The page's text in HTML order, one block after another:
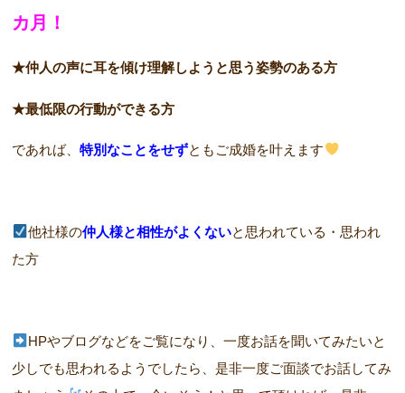
カ月！
★仲人の声に耳を傾け理解しようと思う姿勢のある方
★最低限の行動ができる方
であれば、特別なことをせずともご成婚を叶えます
他社様の仲人様と相性がよくないと思われている・思われ
た方
HPやブログなどをご覧になり、一度お話を聞いてみたいと
少しでも思われるようでしたら、是非一度ご面談でお話してみ